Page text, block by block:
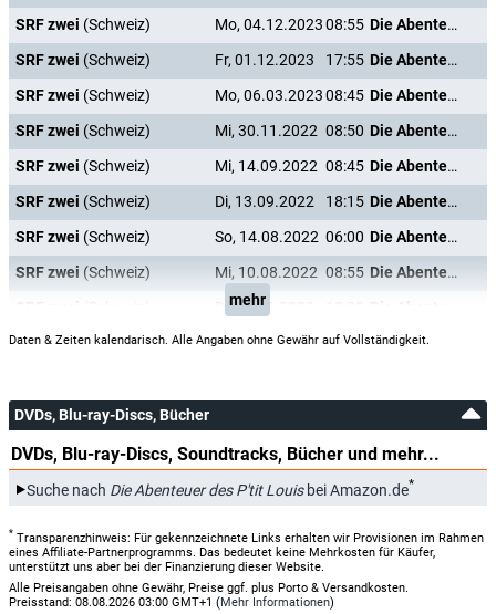
SRF zwei (Schweiz) Mo, 04.12.202308:55
Die Abenteuer des P'tit Louis
SRF zwei (Schweiz) Fr, 01.12.2023 17:55
Die Abenteuer des P'tit Louis
SRF zwei (Schweiz) Mo, 06.03.202308:45
Die Abenteuer des P'tit Louis
SRF zwei (Schweiz) Mi, 30.11.2022 08:50
Die Abenteuer des P'tit Louis
SRF zwei (Schweiz) Mi, 14.09.2022 08:45
Die Abenteuer des P'tit Louis
SRF zwei (Schweiz) Di, 13.09.2022 18:15
Die Abenteuer des P'tit Louis
SRF zwei (Schweiz) So, 14.08.2022 06:00
Die Abenteuer des P'tit Louis
SRF zwei (Schweiz) Mi, 10.08.2022 08:55
Die Abenteuer des P'tit Louis
Di, 09.08.2022
mehr
Daten & Zeiten kalendarisch. Alle Angaben ohne Gewähr auf Vollständigkeit.
DVDs, Blu-ray-Discs, Bücher
DVDs, Blu-ray-Discs, Soundtracks, Bücher und mehr...
Suche nach Die Abenteuer des P'tit Louisbei Amazon.de*
* Transparenzhinweis: Für gekennzeichnete Links erhalten wir Provisionen im Rahmen
eines Affiliate-Partnerprogramms. Das bedeutet keine Mehrkosten für Käufer,
unterstützt uns aber bei der Finanzierung dieser Website.
Alle Preisangaben ohne Gewähr, Preise ggf. plus Porto & Versandkosten.
Preisstand: 08.08.2026 03:00 GMT+1 (Mehr Informationen)